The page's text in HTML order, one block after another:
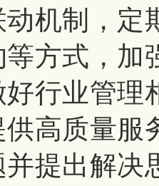
动机制，定
等方式，加
好行业管理
供高质量服
并提出解决